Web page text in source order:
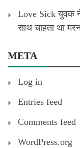
Love Sick युवक
साथ चाहता था
META
Log in
Entries feed
Comments feed
WordPress.org